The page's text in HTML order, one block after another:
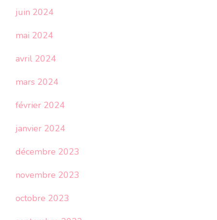
juin 2024
mai 2024
avril 2024
mars 2024
février 2024
janvier 2024
décembre 2023
novembre 2023
octobre 2023